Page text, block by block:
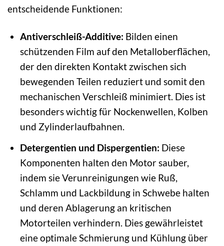
entscheidende Funktionen:
Antiverschleiß-Additive: Bilden einen
schützenden Film auf den Metalloberflächen,
der den direkten Kontakt zwischen sich
bewegenden Teilen reduziert und somit den
mechanischen Verschleiß minimiert. Dies ist
besonders wichtig für Nockenwellen, Kolben
und Zylinderlaufbahnen.
Detergentien und Dispergentien: Diese
Komponenten halten den Motor sauber,
indem sie Verunreinigungen wie Ruß,
Schlamm und Lackbildung in Schwebe halten
und deren Ablagerung an kritischen
Motorteilen verhindern. Dies gewährleistet
eine optimale Schmierung und Kühlung über